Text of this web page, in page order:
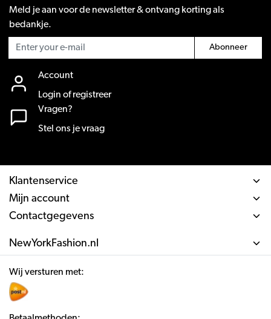
Meld je aan voor de newsletter & ontvang korting als
bedankje.
Abonneer
Account
Login of registreer
Vragen?
Stel ons je vraag
Klantenservice
Mijn account
Contactgegevens
NewYorkFashion.nl
Wij versturen met: